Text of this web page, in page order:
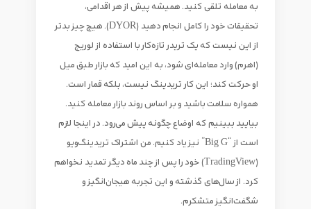
به معامله تلقی کنید. همیشه پیش از هر اقدامی،
تحقیقات خود را کامل انجام دهید (DYOR). هیچ چیز بدتر
از این نیست که یک تریدر تازه‌کار با استفاده از لوریج
(اهرم) وارد معامله‌ای شود، به این امید که بازار طبق میل
او حرکت کند؛ این کار تریدینگ نیست، بلکه قمار است.
همواره سلامت باشید و بر اساس روند بازار معامله کنید.
بیایید ببینیم که اوضاع چگونه پیش می‌رود. در اینجا لازم
است از “Big G” نیز یاد کنیم. من اشتراک تریدینگ‌ویو
(TradingView) خود را پس از چند ماه دیگر تمدید نخواهم
کرد. از سال‌های گذشته و این تجربه هیجان‌انگیز و
شگفت‌انگیز متشکرم.